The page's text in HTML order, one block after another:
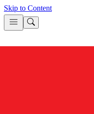
Skip to Content